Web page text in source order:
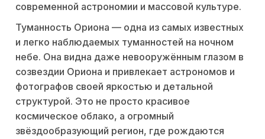
современной астрономии и массовой культуре.
Туманность Ориона — одна из самых известных
и легко наблюдаемых туманностей на ночном
небе. Она видна даже невооружённым глазом в
созвездии Ориона и привлекает астрономов и
фотографов своей яркостью и детальной
структурой. Это не просто красивое
космическое облако, а огромный
звёздообразующий регион, где рождаются